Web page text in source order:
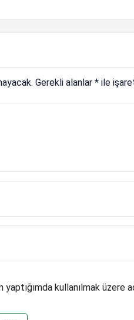
Gerekli alanlar * ile
kullanılmak üzere